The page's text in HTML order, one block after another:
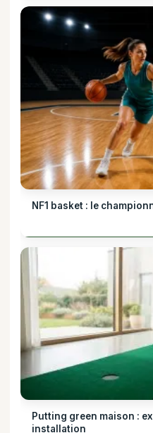
NF1 basket : le
Putting green maison :
installation